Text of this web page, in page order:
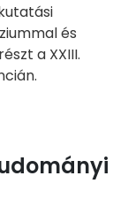
és
a XXIII.